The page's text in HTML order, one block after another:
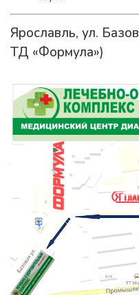
Ярославль, ул.
ТД «Формула»)